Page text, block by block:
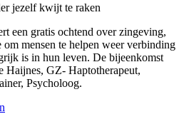
jezelf kwijt te raken
een gratis ochtend over zingeving,
mensen te helpen weer verbinding
is in hun leven. De bijeenkomst
GZ- Haptotherapeut,
Psycholoog.